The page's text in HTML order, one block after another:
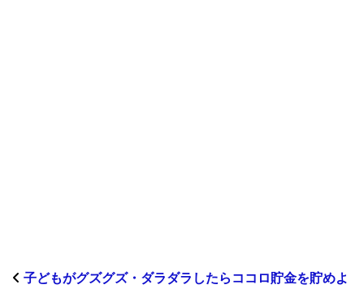
子どもがグズグズ・ダラダラしたらココロ貯金を貯めよ